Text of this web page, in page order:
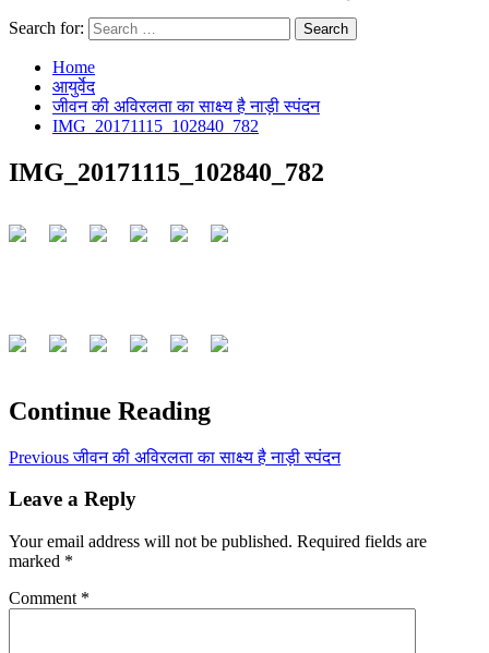
Search for:
Home
आयुर्वेद
जीवन की अविरलता का साक्ष्य है नाड़ी स्पंदन
IMG_20171115_102840_782
IMG_20171115_102840_782
Continue Reading
Previousजीवन की अविरलता का साक्ष्य है नाड़ी स्पंदन
Leave a Reply
Your email address will not be published. Required fields are
marked *
Comment *